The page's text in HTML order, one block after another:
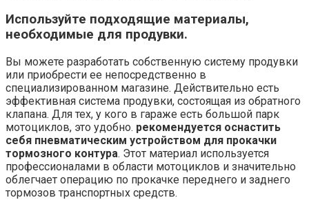
Используйте подходящие материалы,
необходимые для продувки.
Вы можете разработать собственную систему продувки
или приобрести ее непосредственно в
специализированном магазине. Действительно есть
эффективная система продувки, состоящая из обратного
клапана. Для тех, у кого в гараже есть большой парк
мотоциклов, это удобно. рекомендуется оснастить
себя пневматическим устройством для прокачки
тормозного контура. Этот материал используется
профессионалами в области мотоциклов и значительно
облегчает операцию по прокачке переднего и заднего
тормозов транспортных средств.